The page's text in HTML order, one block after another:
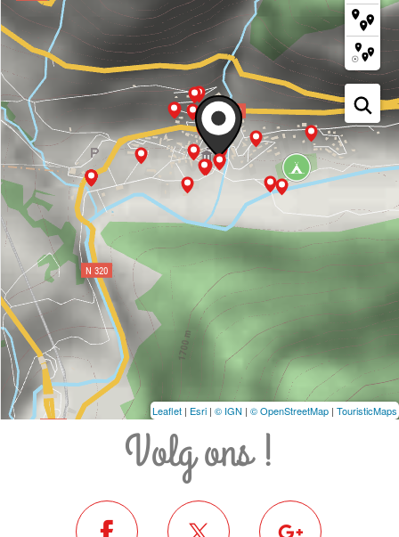
Leaflet | Esri | © IGN | © OpenStreetMap | TouristicMaps
Volg ons !